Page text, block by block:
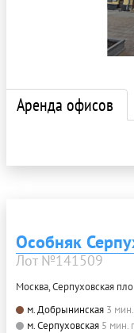
Аренда офисов
Особняк
Лот №141509
Москва, Серпуховская
м. Добрынинская 3
м. Серпуховская 5 мин.